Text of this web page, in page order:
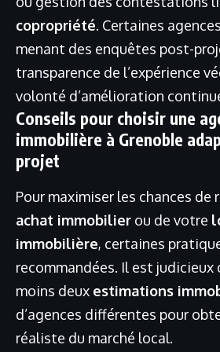
copropriété. Certaines
menant des enquêtes post-
transparence de l’expérience
volonté d’amélioration
Conseils pour choisir une
immobilière à Grenoble
projet
Pour maximiser les chances de
achat immobilier ou de votre
immobilière, certaines
recommandées. Il est judicieux
moins deux estimations
d’agences différentes pour
réaliste du marché local.